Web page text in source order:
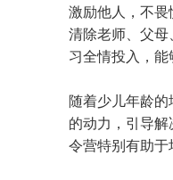
激励他人，不
清除老师、父
习全情投入，能
随着少儿年龄
的动力，引导
令营特别有助于